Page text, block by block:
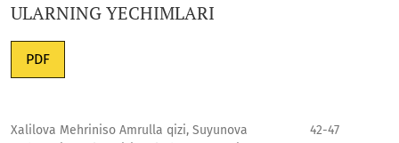
ULARNING YECHIMLARI
PDF
Xalilova Mehriniso Amrulla qizi, Suyunova
42-47